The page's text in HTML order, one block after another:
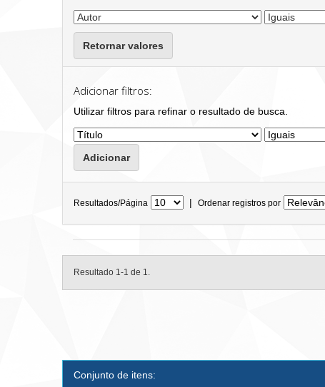
Retornar valores
Adicionar filtros:
Utilizar filtros para refinar o resultado de busca.
Resultados/Página | Ordenar registros por
Resultado 1-1 de 1.
Conjunto de itens: